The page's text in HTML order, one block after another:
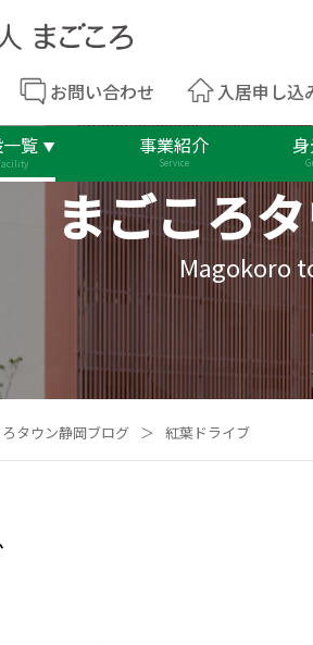
お問い合わせ 入居申し込
覧 事業紹介
Service
まごころ
Magokoro
タウン静岡ブログ ＞ 紅葉ドライブ